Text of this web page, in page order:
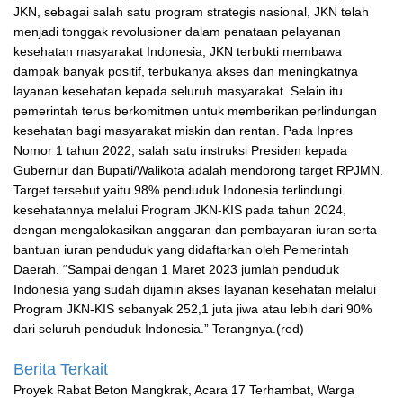
JKN, sebagai salah satu program strategis nasional, JKN telah
menjadi tonggak revolusioner dalam penataan pelayanan
kesehatan masyarakat Indonesia, JKN terbukti membawa
dampak banyak positif, terbukanya akses dan meningkatnya
layanan kesehatan kepada seluruh masyarakat. Selain itu
pemerintah terus berkomitmen untuk memberikan perlindungan
kesehatan bagi masyarakat miskin dan rentan. Pada Inpres
Nomor 1 tahun 2022, salah satu instruksi Presiden kepada
Gubernur dan Bupati/Walikota adalah mendorong target RPJMN.
Target tersebut yaitu 98% penduduk Indonesia terlindungi
kesehatannya melalui Program JKN-KIS pada tahun 2024,
dengan mengalokasikan anggaran dan pembayaran iuran serta
bantuan iuran penduduk yang didaftarkan oleh Pemerintah
Daerah. “Sampai dengan 1 Maret 2023 jumlah penduduk
Indonesia yang sudah dijamin akses layanan kesehatan melalui
Program JKN-KIS sebanyak 252,1 juta jiwa atau lebih dari 90%
dari seluruh penduduk Indonesia.” Terangnya.(red)
Berita Terkait
Proyek Rabat Beton Mangkrak, Acara 17 Terhambat, Warga